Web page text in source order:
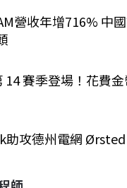
營收年增716% 中
14 賽季登場！花費
助攻德州電網